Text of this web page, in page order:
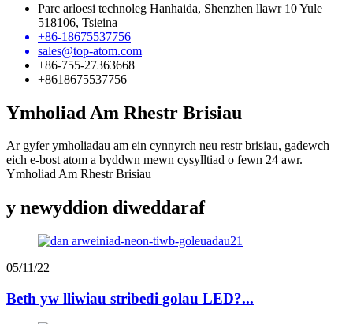
Parc arloesi technoleg Hanhaida, Shenzhen llawr 10 Yule
518106, Tsieina
+86-18675537756
sales@top-atom.com
+86-755-27363668
+8618675537756
Ymholiad Am Rhestr Brisiau
Ar gyfer ymholiadau am ein cynnyrch neu restr brisiau, gadewch
eich e-bost atom a byddwn mewn cysylltiad o fewn 24 awr.
Ymholiad Am Rhestr Brisiau
y newyddion diweddaraf
05/11/22
Beth yw lliwiau stribedi golau LED?...